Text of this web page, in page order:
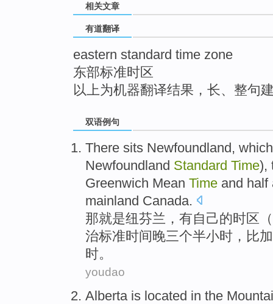
相关文章
有道翻译
eastern standard time zone
东部标准时区
以上为机器翻译结果，长、整句
双语例句
There sits Newfoundland,
Newfoundland Standard Time),
Greenwich Mean Time and
mainland Canada.
那就是纽芬兰 ， 有自己的时区
治标准时间晚三个半小时 ，比
时。
youdao
Alberta is located in the